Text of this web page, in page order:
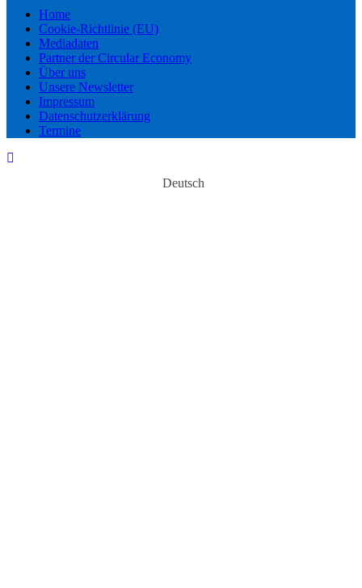
Home
Cookie-Richtlinie (EU)
Mediadaten
Partner der Circular Economy
Über uns
Unsere Newsletter
Impressum
Datenschutzerklärung
Termine
Deutsch